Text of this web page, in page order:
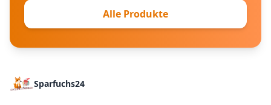
Alle Produkte
Sparfuchs24